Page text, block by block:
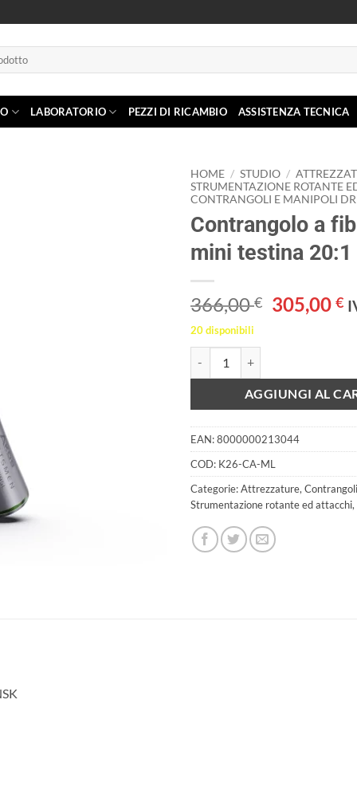
LABORATORIO PEZZI DI RICAMBIO ASSISTENZA TECNICA
HOME / STUDIO /
STRUMENTAZIONE ROTANTE
CONTRANGOLI E MANIPOLI
Contrangolo a
mini testina 20:1
366,00€ Il
prezzo
366,00 €.
305,00€Il
20 disponibili
AGGIUNGI AL
EAN:8000000213044
COD: K26-CA-ML
Categorie:Attrezzature,
Strumentazione rotante ed attacchi,